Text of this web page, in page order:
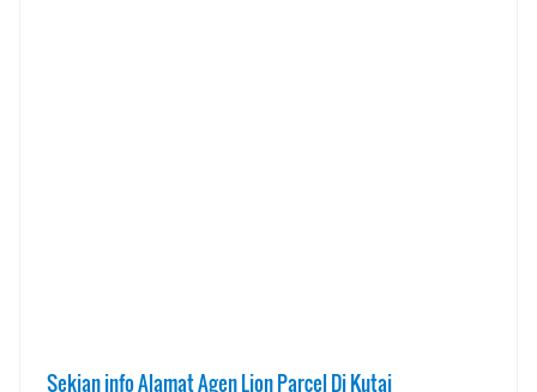
Sekian info Alamat Agen Lion Parcel Di Kutai